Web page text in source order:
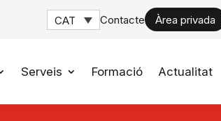
CAT Contacte Àrea privada
Serveis Formació Actualitat